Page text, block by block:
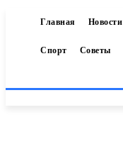
Главная Новости
Спорт Советы